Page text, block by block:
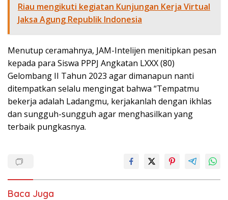
Riau mengikuti kegiatan Kunjungan Kerja Virtual
Jaksa Agung Republik Indonesia
Menutup ceramahnya, JAM-Intelijen menitipkan pesan
kepada para Siswa PPPJ Angkatan LXXX (80)
Gelombang II Tahun 2023 agar dimanapun nanti
ditempatkan selalu mengingat bahwa “Tempatmu
bekerja adalah Ladangmu, kerjakanlah dengan ikhlas
dan sungguh-sungguh agar menghasilkan yang
terbaik pungkasnya.
Baca Juga